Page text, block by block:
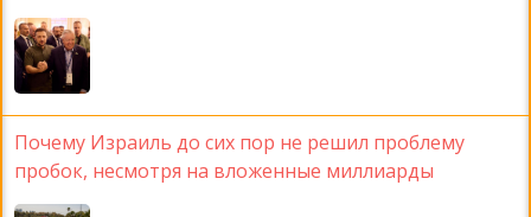
Почему Израиль до сих пор не решил проблему
пробок, несмотря на вложенные миллиарды